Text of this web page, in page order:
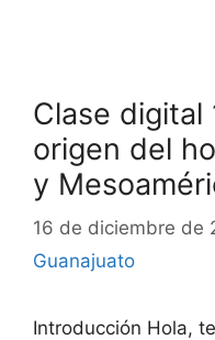
Clase digital
origen del
y
16 de diciembre de
Guanajuato
Introducción Hola,